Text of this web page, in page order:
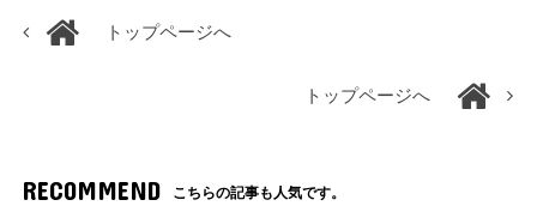
トップページへ
トップページへ
RECOMMEND こちらの記事も人気です。